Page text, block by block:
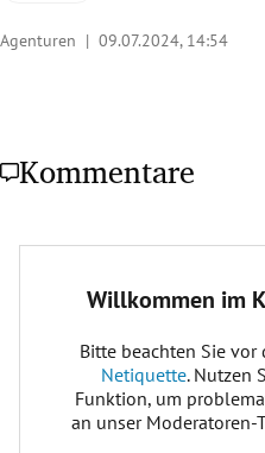
Agenturen | 09.07.2024, 14:54
Kommentare